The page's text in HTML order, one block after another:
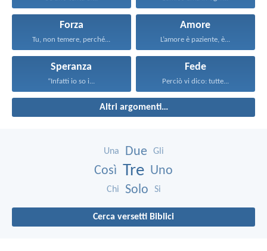
Forza
Tu, non temere, perché...
Amore
L’amore è paziente, è...
Speranza
“Infatti io so i...
Fede
Perciò vi dico: tutte...
Altri argomenti…
Una Due Gli
Così Tre Uno
Chi Solo Si
Cerca versetti Biblici